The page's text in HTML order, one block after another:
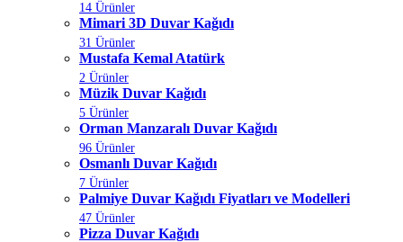
14 Ürünler
Mimari 3D Duvar Kağıdı
31 Ürünler
Mustafa Kemal Atatürk
2 Ürünler
Müzik Duvar Kağıdı
5 Ürünler
Orman Manzaralı Duvar Kağıdı
96 Ürünler
Osmanlı Duvar Kağıdı
7 Ürünler
Palmiye Duvar Kağıdı Fiyatları ve Modelleri
47 Ürünler
Pizza Duvar Kağıdı